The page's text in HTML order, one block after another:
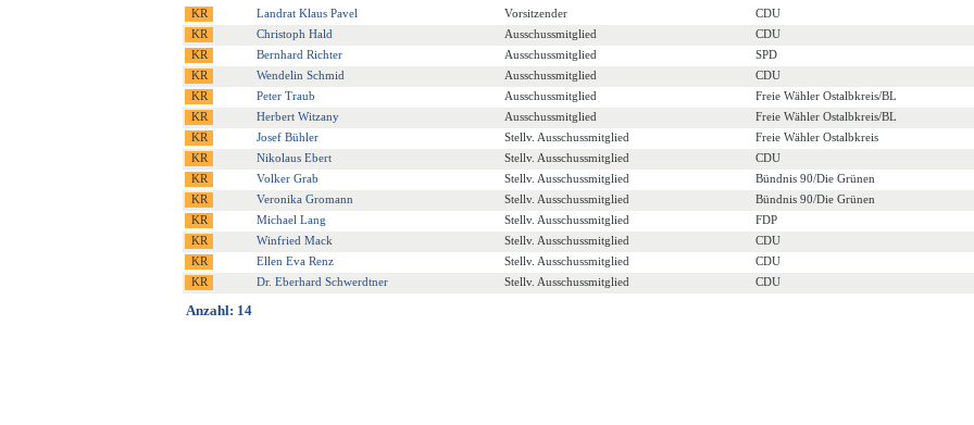
Landrat Klaus Pavel Vorsitzender CDU
Christoph Hald
Ausschussmitglied CDU
Bernhard Richter
Ausschussmitglied SPD
Wendelin Schmid
Ausschussmitglied CDU
Peter Traub
Ausschussmitglied Freie Wähler Ostalbkreis/BL
Herbert Witzany
Ausschussmitglied Freie Wähler Ostalbkreis/BL
Josef Bühler
Stellv. Ausschussmitglied Freie Wähler Ostalbkreis
Nikolaus Ebert
Stellv. Ausschussmitglied CDU
Volker Grab
Stellv. Ausschussmitglied Bündnis 90/Die Grünen
Veronika Gromann
Stellv. Ausschussmitglied Bündnis 90/Die Grünen
Michael Lang
Stellv. Ausschussmitglied FDP
Winfried Mack
Stellv. Ausschussmitglied CDU
Ellen Eva Renz
Stellv. Ausschussmitglied CDU
Dr. Eberhard Schwerdtner
Stellv. Ausschussmitglied CDU
Anzahl: 14